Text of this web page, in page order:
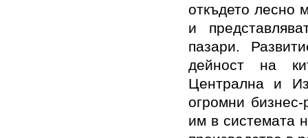
откъдето лесно
и
пазари.
дейност на
Централна и
огромни
им в системата